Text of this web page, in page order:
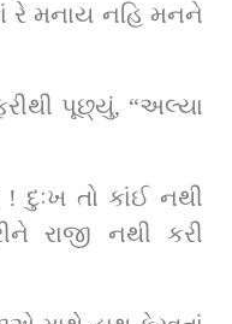
રે મનાય નહિ મનને
પૂછ્યું, “અલ્યા
દુઃખ તો કાંઈ નથી
રાજી નથી કરી